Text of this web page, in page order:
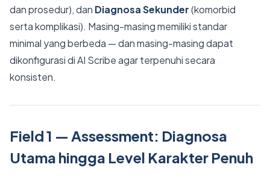
dan prosedur), dan Diagnosa Sekunder(komorbid
serta komplikasi). Masing-masing memiliki standar
minimal yang berbeda — dan masing-masing dapat
dikonfigurasi di AI Scribe agar terpenuhi secara
konsisten.
Field 1 — Assessment: Diagnosa
Utama hingga Level Karakter Penuh